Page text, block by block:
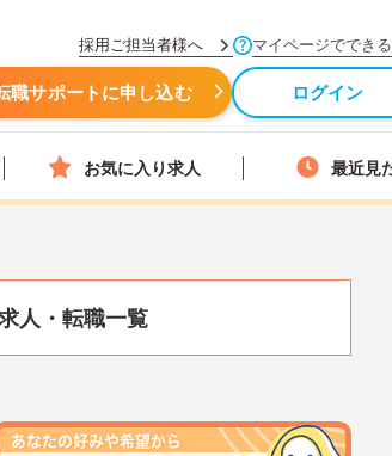
採用ご担当者様へ マイページででき
職サポートに申し込む ログイン
お気に入り求人 最近見
人・転職一覧